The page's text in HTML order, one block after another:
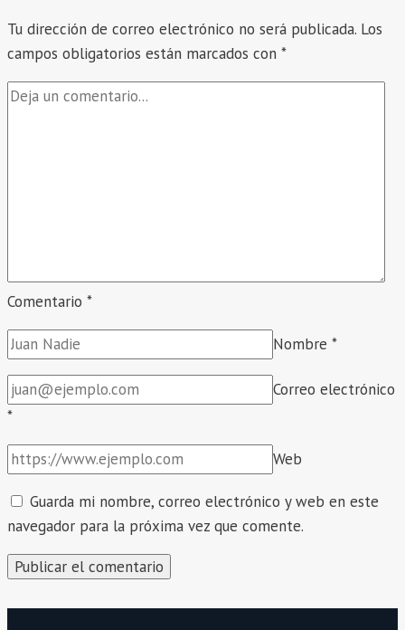
Tu dirección de correo electrónico no será publicada. Los
campos obligatorios están marcados con *
Comentario *
Nombre *
Correo electrónico
*
Web
Guarda mi nombre, correo electrónico y web en este
navegador para la próxima vez que comente.